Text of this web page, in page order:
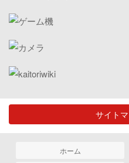
サイト
ホーム